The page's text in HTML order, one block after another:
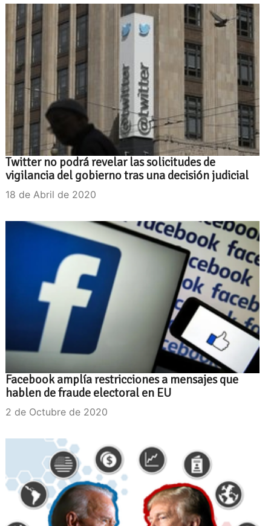
Twitter no podrá revelar las solicitudes de
vigilancia del gobierno tras una decisión judicial
18 de Abril de 2020
Facebook amplía restricciones a mensajes que
hablen de fraude electoral en EU
2 de Octubre de 2020